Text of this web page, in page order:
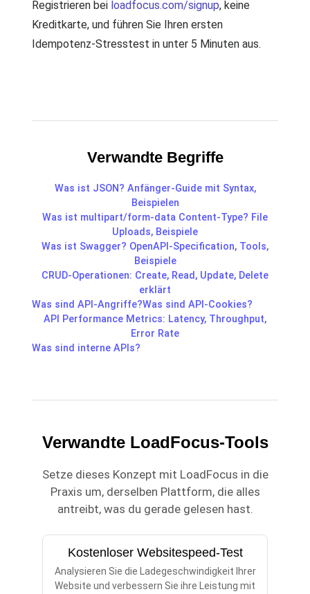
Registrieren bei loadfocus.com/signup, keine
Kreditkarte, und führen Sie Ihren ersten
Idempotenz-Stresstest in unter 5 Minuten aus.
Verwandte Begriffe
Was ist JSON? Anfänger-Guide mit Syntax,
Beispielen
Was ist multipart/form-data Content-Type? File
Uploads, Beispiele
Was ist Swagger? OpenAPI-Specification, Tools,
Beispiele
CRUD-Operationen: Create, Read, Update, Delete
erklärt
Was sind API-Angriffe?Was sind API-Cookies?
API Performance Metrics: Latency, Throughput,
Error Rate
Was sind interne APIs?
Verwandte LoadFocus-Tools
Setze dieses Konzept mit LoadFocus in die
Praxis um, derselben Plattform, die alles
antreibt, was du gerade gelesen hast.
Kostenloser Websitespeed-Test
Analysieren Sie die Ladegeschwindigkeit Ihrer
Website und verbessern Sie ihre Leistung mit